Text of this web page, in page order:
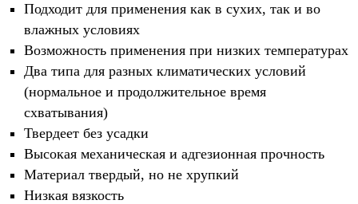
Подходит для применения как в сухих, так и во
влажных условиях
Возможность применения при низких температурах
Два типа для разных климатических условий
(нормальное и продолжительное время
схватывания)
Твердеет без усадки
Высокая механическая и адгезионная прочность
Материал твердый, но не хрупкий
Низкая вязкость